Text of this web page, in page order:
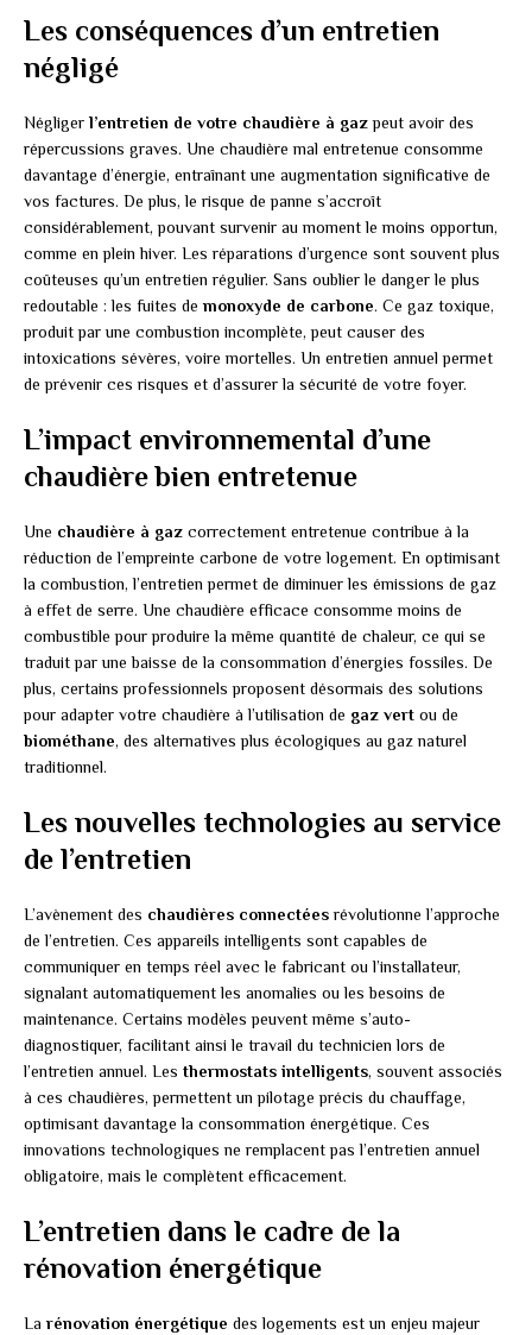
Les conséquences d’un entretien
négligé
Négliger l’entretien de votre chaudière à gazpeut avoir des
répercussions graves. Une chaudière mal entretenue consomme
davantage d’énergie, entraînant une augmentation significative de
vos factures. De plus, le risque de panne s’accroît
considérablement, pouvant survenir au moment le moins opportun,
comme en plein hiver. Les réparations d’urgence sont souvent plus
coûteuses qu’un entretien régulier. Sans oublier le danger le plus
redoutable : les fuites de monoxyde de carbone. Ce gaz toxique,
produit par une combustion incomplète, peut causer des
intoxications sévères, voire mortelles. Un entretien annuel permet
de prévenir ces risques et d’assurer la sécurité de votre foyer.
L’impact environnemental d’une
chaudière bien entretenue
Une chaudière à gaz correctement entretenue contribue à la
réduction de l’empreinte carbone de votre logement. En optimisant
la combustion, l’entretien permet de diminuer les émissions de gaz
à effet de serre. Une chaudière efficace consomme moins de
combustible pour produire la même quantité de chaleur, ce qui se
traduit par une baisse de la consommation d’énergies fossiles. De
plus, certains professionnels proposent désormais des solutions
pour adapter votre chaudière à l’utilisation de gaz vert ou de
biométhane, des alternatives plus écologiques au gaz naturel
traditionnel.
Les nouvelles technologies au service
de l’entretien
L’avènement des chaudières connectéesrévolutionne l’approche
de l’entretien. Ces appareils intelligents sont capables de
communiquer en temps réel avec le fabricant ou l’installateur,
signalant automatiquement les anomalies ou les besoins de
maintenance. Certains modèles peuvent même s’auto-
diagnostiquer, facilitant ainsi le travail du technicien lors de
l’entretien annuel. Les thermostats intelligents, souvent associés
à ces chaudières, permettent un pilotage précis du chauffage,
optimisant davantage la consommation énergétique. Ces
innovations technologiques ne remplacent pas l’entretien annuel
obligatoire, mais le complètent efficacement.
L’entretien dans le cadre de la
rénovation énergétique
La rénovation énergétique des logements est un enjeu majeur